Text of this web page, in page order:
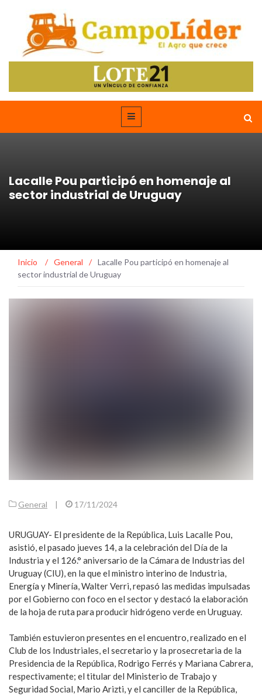
Lacalle Pou participó en homenaje al
sector industrial de Uruguay
Inicio / General / Lacalle Pou participó en homenaje al
sector industrial de Uruguay
General | 17/11/2024
URUGUAY- El presidente de la República, Luis Lacalle Pou,
asistió, el pasado jueves 14, a la celebración del Día de la
Industria y el 126.° aniversario de la Cámara de Industrias del
Uruguay (CIU), en la que el ministro interino de Industria,
Energía y Minería, Walter Verri, repasó las medidas impulsadas
por el Gobierno con foco en el sector y destacó la elaboración
de la hoja de ruta para producir hidrógeno verde en Uruguay.
También estuvieron presentes en el encuentro, realizado en el
Club de los Industriales, el secretario y la prosecretaria de la
Presidencia de la República, Rodrigo Ferrés y Mariana Cabrera,
respectivamente; el titular del Ministerio de Trabajo y
Seguridad Social, Mario Arizti, y el canciller de la República,